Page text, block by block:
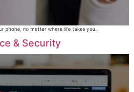
phone, no matter where life takes you.
& Security